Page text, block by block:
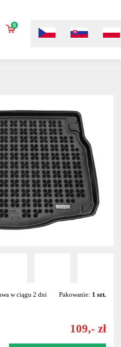
0
w ciągu 2 dni Pakowanie: 1 szt.
109,- zł